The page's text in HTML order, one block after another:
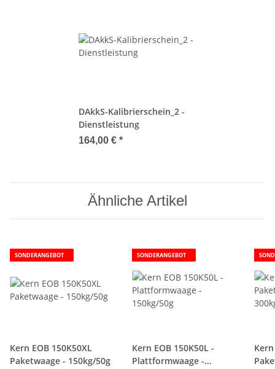
DAkkS-Kalibrierschein_2 -
Dienstleistung
164,00 € *
Ähnliche Artikel
SONDERANGEBOT
Kern EOB 150K50XL
Paketwaage - 150kg/50g
SONDERANGEBOT
Kern EOB 150K50L -
Plattformwaage -